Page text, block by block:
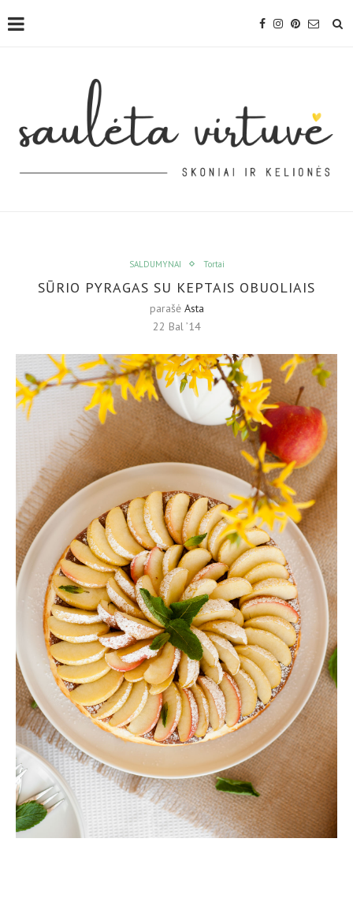
SALDUMYNAI Tortai
SŪRIO PYRAGAS SU KEPTAIS OBUOLIAIS
parašė Asta
22 Bal ’14